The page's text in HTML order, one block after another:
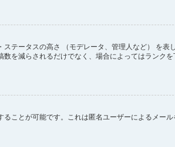
テータスの高さ （モデレータ、管理人など） を表
を減らされるだけでなく、場合によってはランクを
ことが可能です。これは匿名ユーザーによるメー